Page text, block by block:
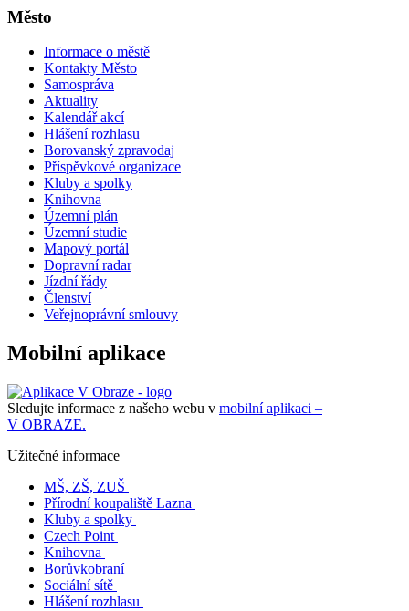
Město
Informace o městě
Kontakty Město
Samospráva
Aktuality
Kalendář akcí
Hlášení rozhlasu
Borovanský zpravodaj
Příspěvkové organizace
Kluby a spolky
Knihovna
Územní plán
Územní studie
Mapový portál
Dopravní radar
Jízdní řády
Členství
Veřejnoprávní smlouvy
Mobilní aplikace
Sledujte informace z našeho webu v mobilní aplikaci –
V OBRAZE.
Užitečné informace
MŠ, ZŠ, ZUŠ
Přírodní koupaliště Lazna
Kluby a spolky
Czech Point
Knihovna
Borůvkobraní
Sociální sítě
Hlášení rozhlasu